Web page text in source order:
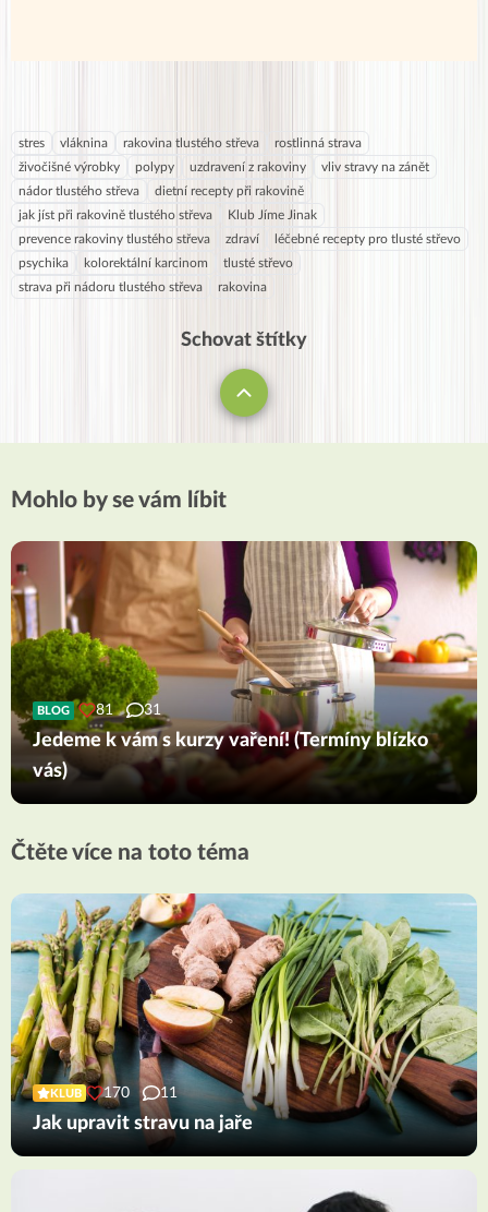
stres vláknina rakovina tlustého střeva
rostlinná strava
živočišné výrobky
polypy uzdravení z rakoviny
vliv stravy na zánět
nádor tlustého střeva
dietní recepty při rakovině
jak jíst při rakovině tlustého střeva
Klub Jíme Jinak
prevence rakoviny tlustého střeva
zdraví
léčebné recepty pro tlusté střevo
psychika
kolorektální karcinom
tlusté střevo
strava při nádoru tlustého střeva
rakovina
Schovat štítky
Mohlo by se vám líbit
BLOG 81 31
Jedeme k vám s kurzy vaření! (Termíny blízko
vás)
Čtěte více na toto téma
KLUB 170 11
Jak upravit stravu na jaře